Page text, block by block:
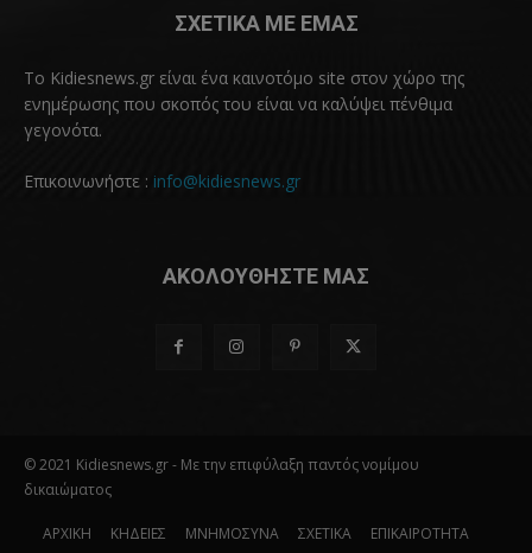
ΣΧΕΤΙΚΑ ΜΕ ΕΜΑΣ
Το Kidiesnews.gr είναι ένα καινοτόμο site στον χώρο της
ενημέρωσης που σκοπός του είναι να καλύψει πένθιμα
γεγονότα.
Επικοινωνήστε : info@kidiesnews.gr
ΑΚΟΛΟΥΘΗΣΤΕ ΜΑΣ
© 2021 Kidiesnews.gr - Με την επιφύλαξη παντός νομίμου
δικαιώματος
ΑΡΧΙΚΗ ΚΗΔΕΙΕΣ ΜΝΗΜΟΣΥΝΑ ΣΧΕΤΙΚΑ
ΕΠΙΚΑΙΡΟΤΗΤΑ